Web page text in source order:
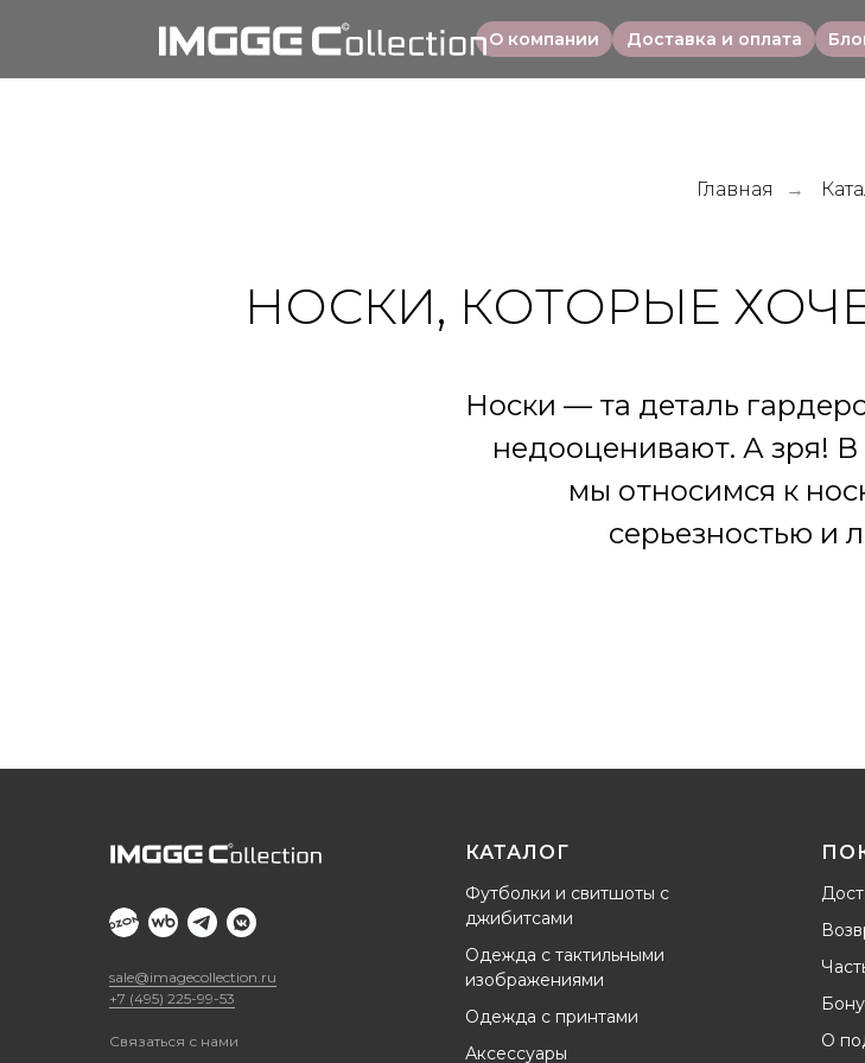
О компании Доставка и оплата
Главная →
НОСКИ, КОТОРЫЕ
Носки — та деталь
недооценивают. А зря!
мы относимся к
серьезностью и
sale@imagecollection.ru
+7 (495) 225-99-53
Связаться с нами
КАТАЛОГ
Футболки и свитшоты с
джибитсами
Одежда с тактильными
изображениями
Одежда с принтами
Аксессуары
О